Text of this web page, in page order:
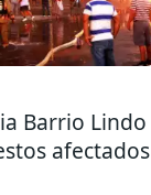
Barrio Lindo
afectados